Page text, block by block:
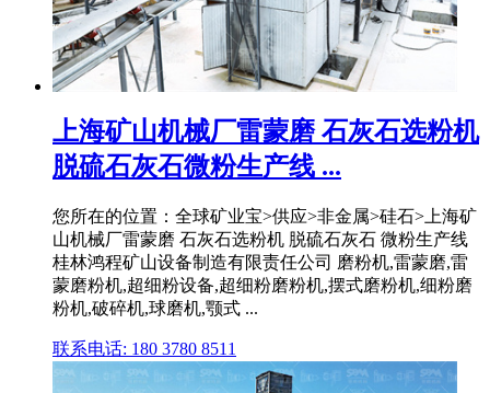
上海矿山机械厂雷蒙磨 石灰石选粉机
脱硫石灰石微粉生产线 ...
您所在的位置：全球矿业宝>供应>非金属>硅石>上海矿
山机械厂雷蒙磨 石灰石选粉机 脱硫石灰石 微粉生产线
桂林鸿程矿山设备制造有限责任公司 磨粉机,雷蒙磨,雷
蒙磨粉机,超细粉设备,超细粉磨粉机,摆式磨粉机,细粉磨
粉机,破碎机,球磨机,颚式 ...
联系电话: 180 3780 8511